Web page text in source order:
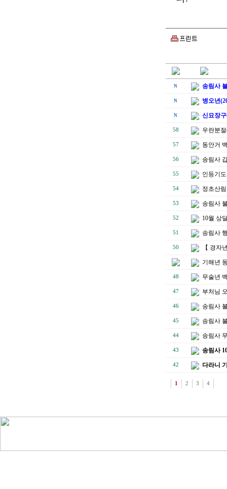
N 송림사
N 병오년
N 신묘장
58 우란분
57 동안거
56 송림사
55 인등기
54 정초산
53 송림사
52 10월 상
51 송림사
50 【 경자
기해년
48 무술년
47 부처님
46 송림사
45 송림사
44 송림사
43 송림사
42 다라니
1 2 3 4